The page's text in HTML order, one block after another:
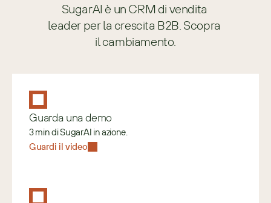
SugarAI è un CRM di vendita
leader per la crescita B2B. Scopra
il cambiamento.
Guarda una demo
3 min di SugarAI in azione.
Guardi il video